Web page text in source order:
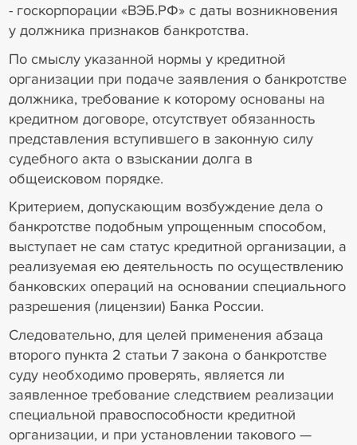
- госкорпорации «ВЭБ.РФ» с даты возникновения
у должника признаков банкротства.
По смыслу указанной нормы у кредитной
организации при подаче заявления о банкротстве
должника, требование к которому основаны на
кредитном договоре, отсутствует обязанность
представления вступившего в законную силу
судебного акта о взыскании долга в
общеисковом порядке.
Критерием, допускающим возбуждение дела о
банкротстве подобным упрощенным способом,
выступает не сам статус кредитной организации, а
реализуемая ею деятельность по осуществлению
банковских операций на основании специального
разрешения (лицензии) Банка России.
Следовательно, для целей применения абзаца
второго пункта 2 статьи 7 закона о банкротстве
суду необходимо проверять, является ли
заявленное требование следствием реализации
специальной правоспособности кредитной
организации, и при установлении такового —